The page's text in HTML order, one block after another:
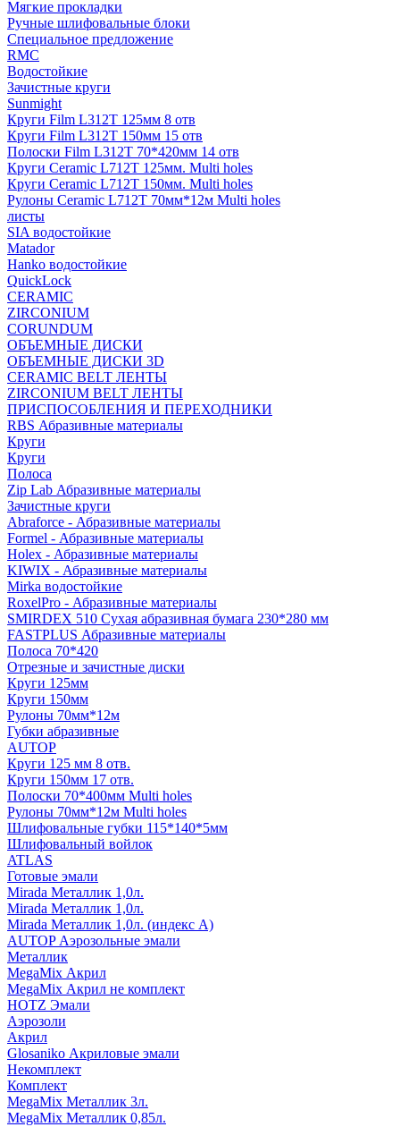
Мягкие прокладки
Ручные шлифовальные блоки
Специальное предложение
RMC
Водостойкие
Зачистные круги
Sunmight
Круги Film L312T 125мм 8 отв
Круги Film L312T 150мм 15 отв
Полоски Film L312T 70*420мм 14 отв
Круги Ceramic L712T 125мм. Multi holes
Круги Ceramic L712T 150мм. Multi holes
Рулоны Ceramic L712T 70мм*12м Multi holes
листы
SIA водостойкие
Matador
Hanko водостойкие
QuickLock
CERAMIC
ZIRCONIUM
СORUNDUM
ОБЪЕМНЫЕ ДИСКИ
ОБЪЕМНЫЕ ДИСКИ 3D
CERAMIC BELT ЛЕНТЫ
ZIRCONIUM BELT ЛЕНТЫ
ПРИСПОСОБЛЕНИЯ И ПЕРЕХОДНИКИ
RBS Абразивные материалы
Круги
Круги
Полоса
Zip Lab Абразивные материалы
Зачистные круги
Abraforce - Абразивные материалы
Formel - Абразивные материалы
Holex - Абразивные материалы
KIWIX - Абразивные материалы
Mirka водостойкие
RoxelPro - Абразивные материалы
SMIRDEX 510 Сухая абразивная бумага 230*280 мм
FASTPLUS Абразивные материалы
Полоса 70*420
Отрезные и зачистные диски
Круги 125мм
Круги 150мм
Рулоны 70мм*12м
Губки абразивные
AUTOP
Круги 125 мм 8 отв.
Круги 150мм 17 отв.
Полоски 70*400мм Multi holes
Рулоны 70мм*12м Multi holes
Шлифовальные губки 115*140*5мм
Шлифовальный войлок
ATLAS
Готовые эмали
Mirada Металлик 1,0л.
Mirada Металлик 1,0л.
Mirada Металлик 1,0л. (индекс А)
AUTOP Аэрозольные эмали
Металлик
MegaMix Акрил
MegaMix Акрил не комплект
HOTZ Эмали
Аэрозоли
Акрил
Glosaniko Акриловые эмали
Некомплект
Комплект
MegaMix Металлик 3л.
MegaMix Металлик 0,85л.